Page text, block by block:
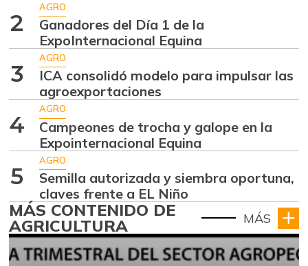
2
AGRO
Ganadores del Día 1 de la
ExpoInternacional Equina
3
AGRO
ICA consolidó modelo para impulsar las
agroexportaciones
4
AGRO
Campeones de trocha y galope en la
Expointernacional Equina
5
AGRO
Semilla autorizada y siembra oportuna,
claves frente a EL Niño
MÁS CONTENIDO DE
AGRICULTURA MÁS